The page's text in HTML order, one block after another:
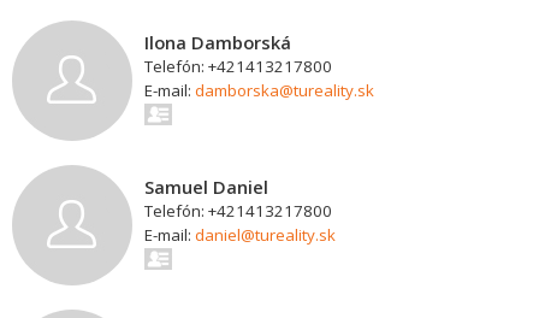
Ilona Damborská
Telefón: +421413217800
E-mail: damborska@tureality.sk
Samuel Daniel
Telefón: +421413217800
E-mail: daniel@tureality.sk